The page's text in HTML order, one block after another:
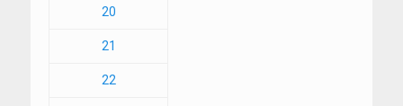
20
21
22